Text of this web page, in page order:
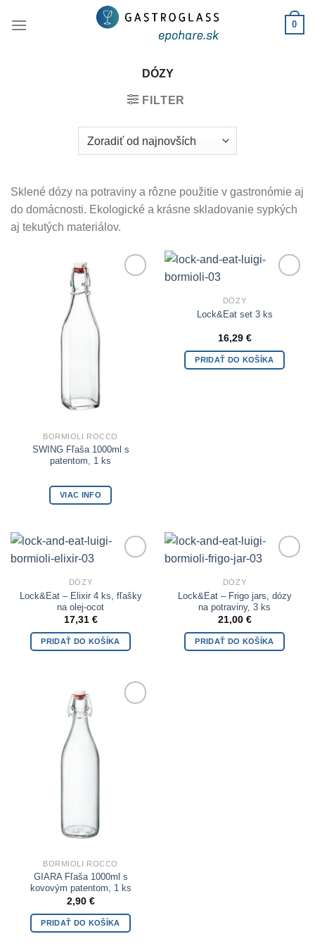
0
DÓZY
FILTER
Sklené dózy na potraviny a rôzne použitie v gastronómie aj
do domácnosti. Ekologické a krásne skladovanie sypkých
aj tekutých materiálov.
BORMIOLI ROCCO
SWING Fľaša 1000ml s
patentom, 1 ks
VIAC INFO
DÓZY
Lock&Eat set 3 ks
16,29 €
PRIDAŤ DO KOŠÍKA
DÓZY
Lock&Eat – Elixir 4 ks, fľašky
na olej-ocot
17,31 €
PRIDAŤ DO KOŠÍKA
DÓZY
Lock&Eat – Frigo jars, dózy
na potraviny, 3 ks
21,00 €
PRIDAŤ DO KOŠÍKA
BORMIOLI ROCCO
GIARA Fľaša 1000ml s
kovovým patentom, 1 ks
2,90 €
PRIDAŤ DO KOŠÍKA